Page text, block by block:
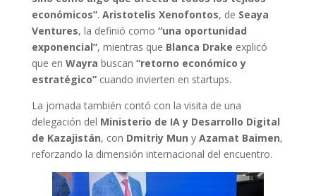
económicos”. Aristotelis Xenofontos, de Seaya
Ventures, la definió como “una oportunidad
exponencial”, mientras que Blanca Drake explicó
que en Wayra buscan “retorno económico y
estratégico”cuando invierten en startups.
La jornada también contó con la visita de una
delegación del Ministerio de IA y Desarrollo Digital
de Kazajistán, con Dmitriy Mun y Azamat Baimen,
reforzando la dimensión internacional del encuentro.